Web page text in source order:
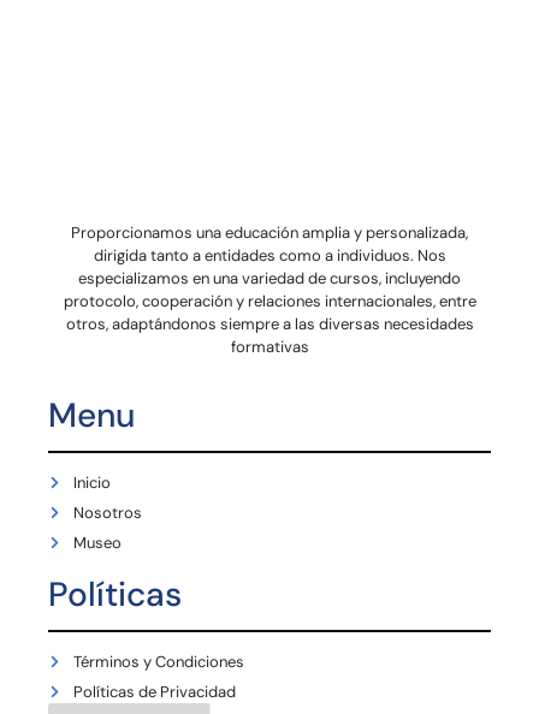
Proporcionamos una educación amplia y personalizada,
dirigida tanto a entidades como a individuos. Nos
especializamos en una variedad de cursos, incluyendo
protocolo, cooperación y relaciones internacionales, entre
otros, adaptándonos siempre a las diversas necesidades
formativas
Menu
Inicio
Nosotros
Museo
Políticas
Términos y Condiciones
Políticas de Privacidad